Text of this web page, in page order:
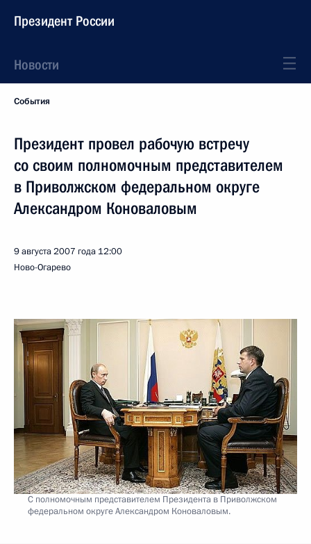
Президент России
Новости
События
Президент провел рабочую встречу
со своим полномочным представителем
в Приволжском федеральном округе
Александром Коноваловым
9 августа 2007 года 12:00
Ново-Огарево
С полномочным представителем Президента в Приволжском
федеральном округе Александром Коноваловым.